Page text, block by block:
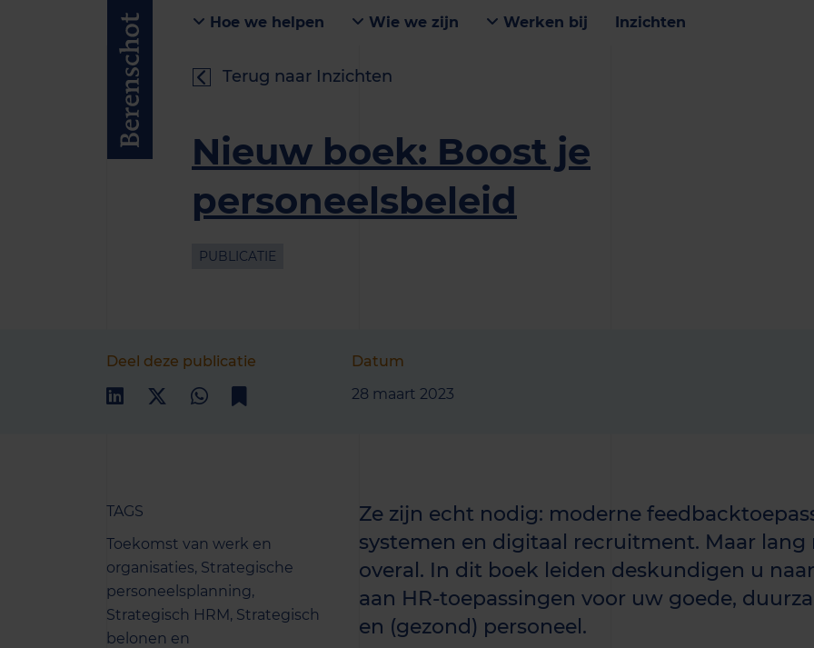
Hoe we helpen Wie we zijn Werken bij Inzichten
Terug naar Inzichten
Nieuw boek: Boost je
personeelsbeleid
PUBLICATIE
Deel deze publicatie
Datum
28 maart 2023
TAGS
Toekomst van werk en
organisaties, Strategische
personeelsplanning,
Strategisch HRM, Strategisch
belonen en
Ze zijn echt nodig: moderne
systemen en digitaal recruitment. Maar
overal. In dit boek leiden deskundigen u
aan HR-toepassingen voor uw goede,
en (gezond) personeel.